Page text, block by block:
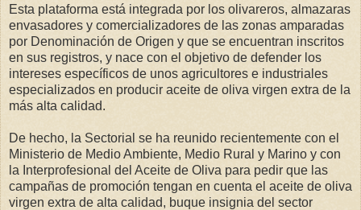
Esta plataforma está integrada por los olivareros, almazaras
envasadores y comercializadores de las zonas amparadas
por Denominación de Origen y que se encuentran inscritos
en sus registros, y nace con el objetivo de defender los
intereses específicos de unos agricultores e industriales
especializados en producir aceite de oliva virgen extra de la
más alta calidad.
De hecho, la Sectorial se ha reunido recientemente con el
Ministerio de Medio Ambiente, Medio Rural y Marino y con
la Interprofesional del Aceite de Oliva para pedir que las
campañas de promoción tengan en cuenta el aceite de oliva
virgen extra de alta calidad, buque insignia del sector